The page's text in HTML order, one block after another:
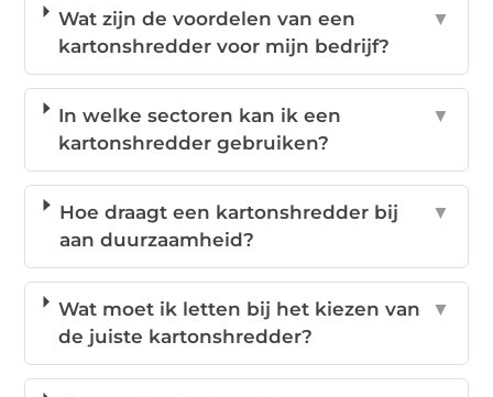
Wat zijn de voordelen van een
kartonshredder voor mijn bedrijf?
▼
In welke sectoren kan ik een
kartonshredder gebruiken?
▼
Hoe draagt een kartonshredder bij
aan duurzaamheid?
▼
Wat moet ik letten bij het kiezen van
de juiste kartonshredder?
▼